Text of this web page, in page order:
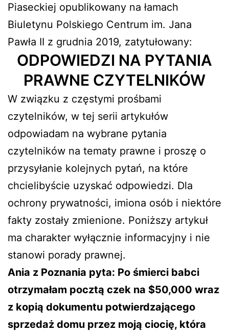
Piaseckiej opublikowany na łamach
Biuletynu Polskiego Centrum im. Jana
Pawła II z grudnia 2019, zatytułowany:
ODPOWIEDZI NA PYTANIA
PRAWNE CZYTELNIKÓW
W związku z częstymi prośbami
czytelników, w tej serii artykułów
odpowiadam na wybrane pytania
czytelników na tematy prawne i proszę o
przysyłanie kolejnych pytań, na które
chcielibyście uzyskać odpowiedzi. Dla
ochrony prywatności, imiona osób i niektóre
fakty zostały zmienione. Poniższy artykuł
ma charakter wyłącznie informacyjny i nie
stanowi porady prawnej.
Ania z Poznania pyta: Po śmierci babci
otrzymałam pocztą czek na $50,000 wraz
z kopią dokumentu potwierdzającego
sprzedaż domu przez moją ciocię, która